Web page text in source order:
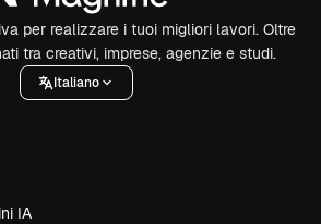
per realizzare i tuoi migliori lavori. Oltre
tra creativi, imprese, agenzie e studi.
Italiano
IA